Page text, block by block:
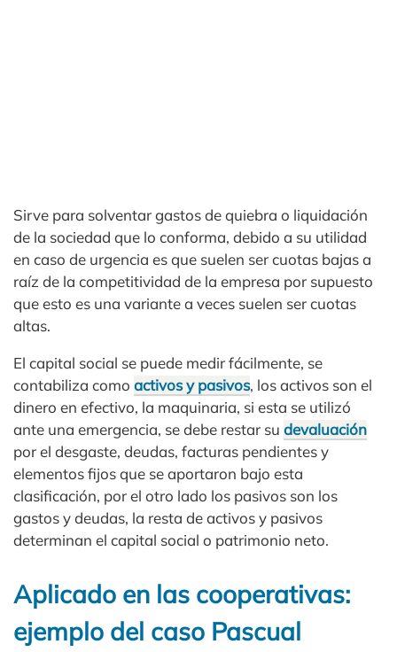
Sirve para solventar gastos de quiebra o liquidación
de la sociedad que lo conforma, debido a su utilidad
en caso de urgencia es que suelen ser cuotas bajas a
raíz de la competitividad de la empresa por supuesto
que esto es una variante a veces suelen ser cuotas
altas.
El capital social se puede medir fácilmente, se
contabiliza como activos y pasivos, los activos son el
dinero en efectivo, la maquinaria, si esta se utilizó
ante una emergencia, se debe restar su devaluación
por el desgaste, deudas, facturas pendientes y
elementos fijos que se aportaron bajo esta
clasificación, por el otro lado los pasivos son los
gastos y deudas, la resta de activos y pasivos
determinan el capital social o patrimonio neto.
Aplicado en las cooperativas:
ejemplo del caso Pascual